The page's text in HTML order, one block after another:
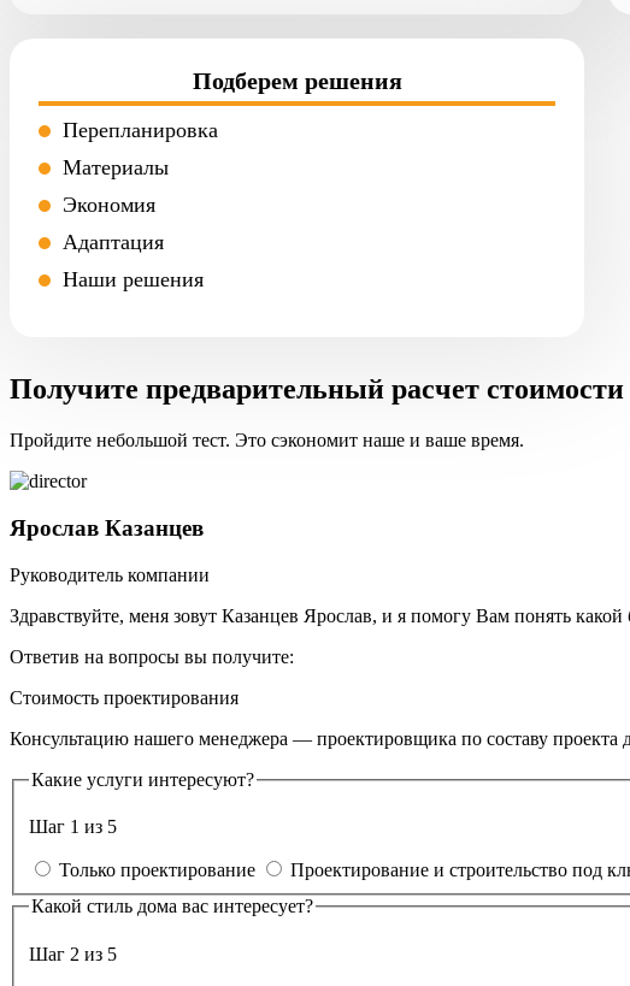
Подберем решения
Перепланировка
Материалы
Экономия
Адаптация
Наши решения
Получите предварительный расчет
Пройдите небольшой тест. Это сэкономит наше и ваше время.
Ярослав Казанцев
Руководитель компании
Здравствуйте, меня зовут Казанцев Ярослав, и я помогу Вам понять
Ответив на вопросы вы получите:
Стоимость проектирования
Консультацию нашего менеджера — проектировщика по составу проекта
Какие услуги интересуют?
Шаг 1 из 5
Только проектирование
Проектирование и строительство под
Какой стиль дома вас интересует?
Шаг 2 из 5